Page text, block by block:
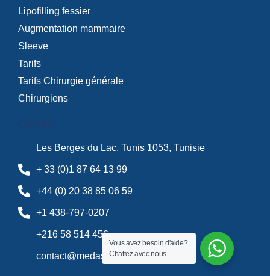
Lipofilling fessier
Augmentation mammaire
Sleeve
Tarifs
Tarifs Chirurgie générale
Chirurgiens
Contact
Les Berges du Lac, Tunis 1053, Tunisie
+ 33 (0)1 87 64 13 99
+44 (0) 20 38 85 06 59
+1 438-797-0207
+216 58 514 456
contact@medassistance.fr
Vous avez besoin d'aide?
Chattez avec nous